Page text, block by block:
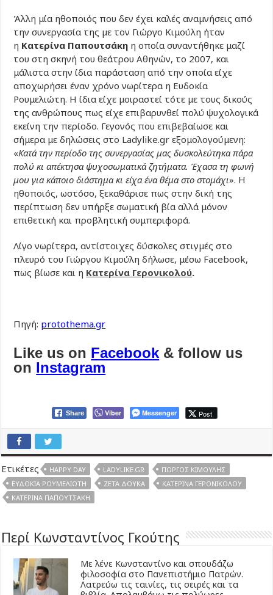
Άλλη μία ηθοποιός που δεν έχει καλές αναμνήσεις από
την συνεργασία της με τον Γιώργο Κιμούλη ήταν
η Κατερίνα Παπουτσάκη η οποία συναντήθηκε μαζί
του στη σκηνή του θεάτρου Αθηνών, το 2007, και
μάλιστα στην ίδια παράσταση από την οποία είχε
αποχωρήσει έναν χρόνο νωρίτερα η Ευδοκία
Ρουμελιώτη. Η ίδια είχε μοιραστεί τότε με τους δικούς
της ανθρώπους πως είχε επιβαρυνθεί πολύ ψυχολογικά
εκείνη την περίοδο. Γεγονός που επιβεβαίωσε και
σήμερα με δηλώσεις στο Ladylike.gr εξομολογούμενη:
«Κατά την περίοδο της συνεργασίας μας δυσκολεύτηκα πάρα
πολύ κι απέκτησα ψυχοσωματικά ζητήματα. Έχασα τη φωνή
μου για κάποιο διάστημα κι είχα ένα θέμα στο στομάχι». Η
ηθοποιός, ωστόσο, ξεκαθάρισε πως στην δική της
περίπτωση δεν υπήρξε σωματική βία αλλά μόνον
επιθετική και προβλητική συμπεριφορά.
Λίγο νωρίτερα, αντίστοιχες δύσκολες στιγμές στο
πλευρό του Γιώργου Κιμούλη δήλωσε, μέσω Facebook,
πως βίωσε και η Κατερίνα Γερονικολού.
Πηγή: protothema.gr
Like us on Facebook & follow us
on Instagram
Share Viber Messenger Post
Ετικέτες HAPPY DAY LADYLIKE.GR
ΓΙΏΡΓΟΣ ΚΙΜΟΎΛΗΣ
ΕΥΔΟΚΊΑ ΡΟΥΜΕΛΙΏΤΗ
ΖΈΤΑ ΔΟΎΚΑ
ΚΑΤΕΡΊΝΑ ΓΕΡΟΝΙΚΟΛΟΎ
ΚΑΤΕΡΊΝΑ ΠΑΠΟΥΤΣΆΚΗ
Περί Κωνσταντίνος Γκούτης
Με λένε Κωνσταντίνο και σπουδάζω
φιλοσοφία στο Πανεπιστήμιο Πατρών.
Λατρεύω τις ταινίες, τις σειρές και τα